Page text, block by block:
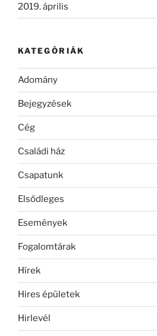
2019. április
KATEGÓRIÁK
Adomány
Bejegyzések
Cég
Családi ház
Csapatunk
Elsődleges
Események
Fogalomtárak
Hírek
Hires épületek
Hirlevél